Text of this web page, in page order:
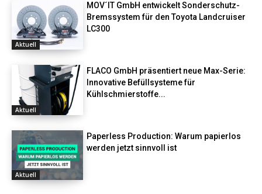
Aktuell
MOV´IT GmbH entwickelt Sonderschutz-
Bremssystem für den Toyota Landcruiser
LC300
Aktuell
FLACO GmbH präsentiert neue Max-Serie:
Innovative Befüllsysteme für
Kühlschmierstoffe...
Aktuell
Paperless Production: Warum papierlos
werden jetzt sinnvoll ist